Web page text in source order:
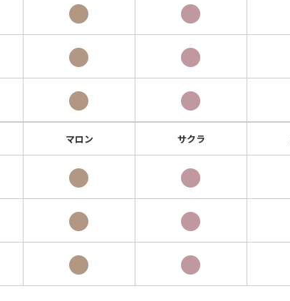
● ●
● ●
● ●
マロン サクラ
● ●
● ●
● ●